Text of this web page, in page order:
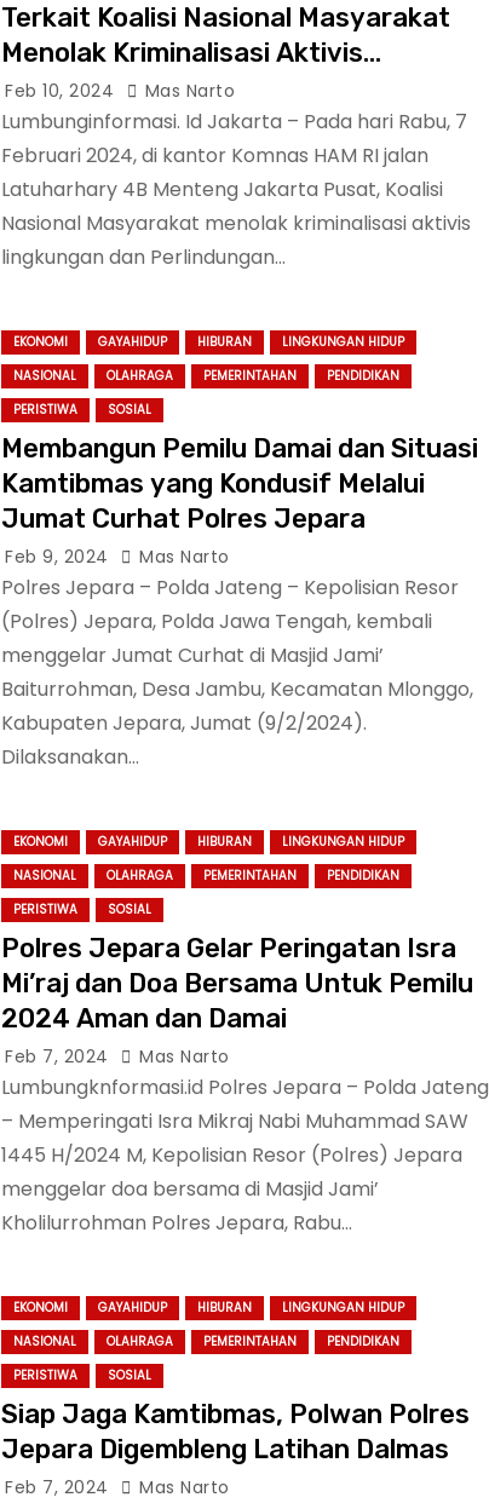
Terkait Koalisi Nasional Masyarakat
Menolak Kriminalisasi Aktivis
Lingkungan, dan Perlindungan
Kawasan Karimunjawa
Feb 10, 2024 Mas Narto
Lumbunginformasi. Id Jakarta – Pada hari Rabu, 7
Februari 2024, di kantor Komnas HAM RI jalan
Latuharhary 4B Menteng Jakarta Pusat, Koalisi
Nasional Masyarakat menolak kriminalisasi aktivis
lingkungan dan Perlindungan…
EKONOMI GAYAHIDUP HIBURAN
LINGKUNGAN HIDUP
NASIONAL
OLAHRAGA PEMERINTAHAN
PENDIDIKAN
PERISTIWA
SOSIAL
Membangun Pemilu Damai dan Situasi
Kamtibmas yang Kondusif Melalui
Jumat Curhat Polres Jepara
Feb 9, 2024 Mas Narto
Polres Jepara – Polda Jateng – Kepolisian Resor
(Polres) Jepara, Polda Jawa Tengah, kembali
menggelar Jumat Curhat di Masjid Jami’
Baiturrohman, Desa Jambu, Kecamatan Mlonggo,
Kabupaten Jepara, Jumat (9/2/2024).
Dilaksanakan…
EKONOMI GAYAHIDUP HIBURAN
LINGKUNGAN HIDUP
NASIONAL
OLAHRAGA PEMERINTAHAN
PENDIDIKAN
PERISTIWA
SOSIAL
Polres Jepara Gelar Peringatan Isra
Mi’raj dan Doa Bersama Untuk Pemilu
2024 Aman dan Damai
Feb 7, 2024 Mas Narto
Lumbungknformasi.id Polres Jepara – Polda Jateng
– Memperingati Isra Mikraj Nabi Muhammad SAW
1445 H/2024 M, Kepolisian Resor (Polres) Jepara
menggelar doa bersama di Masjid Jami’
Kholilurrohman Polres Jepara, Rabu…
EKONOMI GAYAHIDUP HIBURAN
LINGKUNGAN HIDUP
NASIONAL
OLAHRAGA PEMERINTAHAN
PENDIDIKAN
PERISTIWA
SOSIAL
Siap Jaga Kamtibmas, Polwan Polres
Jepara Digembleng Latihan Dalmas
Feb 7, 2024 Mas Narto